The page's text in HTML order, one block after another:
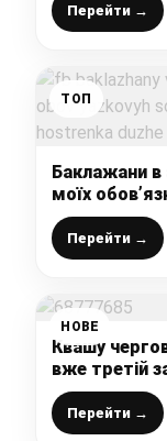
Перейти →
ТОП
Баклажани
моїх
міру
оліїПерейти →
НОВЕ
Квашу
вже третій
моїм
Перейти →